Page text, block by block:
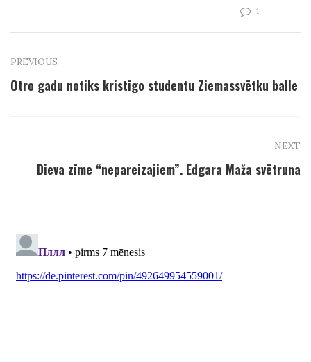
1
PREVIOUS
Otro gadu notiks kristīgo studentu Ziemassvētku balle
NEXT
Dieva zīme “nepareizajiem”. Edgara Maža svētruna